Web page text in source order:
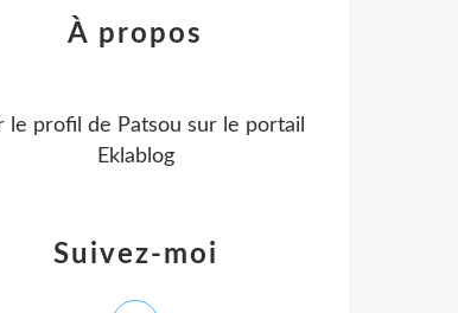
Suivez-moi
À propos
le profil de Patsou sur le portail
Eklablog